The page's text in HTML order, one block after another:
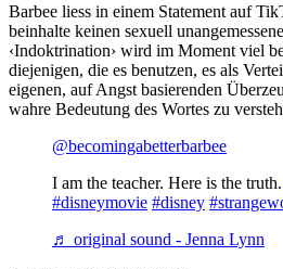
Barbee liess in einem Statement auf
beinhalte keinen sexuell
‹Indoktrination› wird im Moment viel
diejenigen, die es benutzen, es als
eigenen, auf Angst basierenden
wahre Bedeutung des Wortes zu
@becomingabetterbarbee
I am the teacher. Here is the truth.
#disneymovie #disney
♬ original sound - Jenna Lynn